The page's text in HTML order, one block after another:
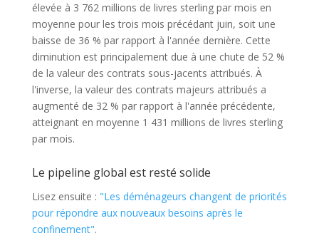
élevée à 3 762 millions de livres sterling par mois en
moyenne pour les trois mois précédant juin, soit une
baisse de 36 % par rapport à l'année dernière. Cette
diminution est principalement due à une chute de 52 %
de la valeur des contrats sous-jacents attribués. À
l'inverse, la valeur des contrats majeurs attribués a
augmenté de 32 % par rapport à l'année précédente,
atteignant en moyenne 1 431 millions de livres sterling
par mois.
Le pipeline global est resté solide
Lisez ensuite : "Les déménageurs changent de priorités
pour répondre aux nouveaux besoins après le
confinement".